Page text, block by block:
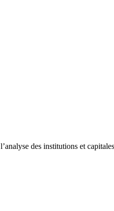
des institutions et